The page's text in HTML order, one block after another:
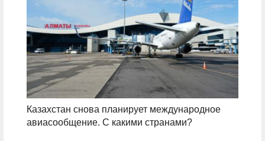
Казахстан снова планирует международное
авиасообщение. С какими странами?